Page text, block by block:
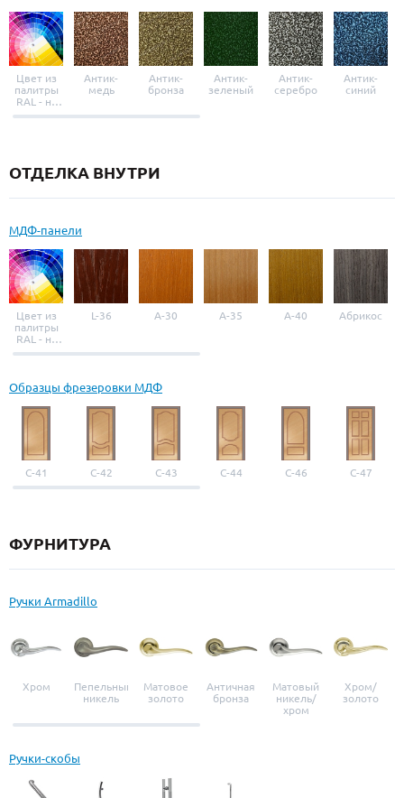
Цвет из
палитры
RAL - на
выбор
Антик-
медь
Антик-
бронза
Антик-
зеленый
Антик-
серебро
Антик-
синий
ОТДЕЛКА ВНУТРИ
МДФ-панели
Цвет из
палитры
RAL - на
выбор
L-36 A-30 A-35 A-40 Абрикос
Образцы фрезеровки МДФ
С-41 С-42 С-43 С-44 С-46 С-47
ФУРНИТУРА
Ручки Armadillo
Хром
Пепельный
никель
Матовое
золото
Античная
бронза
Матовый
никель/
хром
Хром/
золото
Ручки-скобы